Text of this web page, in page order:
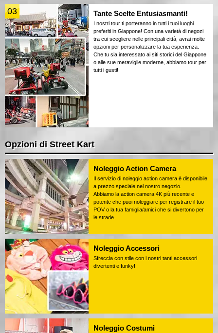
03 Tante Scelte Entusiasmanti!
I nostri tour ti porteranno in tutti i tuoi luoghi
preferiti in Giappone! Con una varietà di negozi
tra cui scegliere nelle principali città, avrai molte
opzioni per personalizzare la tua esperienza.
Che tu sia interessato ai siti storici del Giappone
o alle sue meraviglie moderne, abbiamo tour per
tutti i gusti!
Opzioni di Street Kart
Noleggio Action Camera
Il servizio di noleggio action camera è disponibile
a prezzo speciale nel nostro negozio.
Abbiamo la action camera 4K più recente e
potente che puoi noleggiare per registrare il tuo
POV o la tua famiglia/amici che si divertono per
le strade.
Noleggio Accessori
Sfreccia con stile con i nostri tanti accessori
divertenti e funky!
Noleggio Costumi